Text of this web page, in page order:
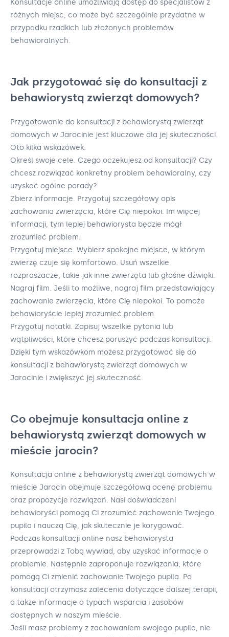
Konsultacje online umożliwiają dostęp do specjalistów z
różnych miejsc, co może być szczególnie przydatne w
przypadku rzadkich lub złożonych problemów
behawioralnych.
Jak przygotować się do konsultacji z
behawiorystą zwierząt domowych?
Przygotowanie do konsultacji z behawiorystą zwierząt
domowych w Jarocinie jest kluczowe dla jej skuteczności.
Oto kilka wskazówek:
Określ swoje cele. Czego oczekujesz od konsultacji? Czy
chcesz rozwiązać konkretny problem behawioralny, czy
uzyskać ogólne porady?
Zbierz informacje. Przygotuj szczegółowy opis
zachowania zwierzęcia, które Cię niepokoi. Im więcej
informacji, tym lepiej behawiorysta będzie mógł
zrozumieć problem.
Przygotuj miejsce. Wybierz spokojne miejsce, w którym
zwierzę czuje się komfortowo. Usuń wszelkie
rozpraszacze, takie jak inne zwierzęta lub głośne dźwięki.
Nagraj film. Jeśli to możliwe, nagraj film przedstawiający
zachowanie zwierzęcia, które Cię niepokoi. To pomoże
behawioryście lepiej zrozumieć problem.
Przygotuj notatki. Zapisuj wszelkie pytania lub
wątpliwości, które chcesz poruszyć podczas konsultacji.
Dzięki tym wskazówkom możesz przygotować się do
konsultacji z behawiorystą zwierząt domowych w
Jarocinie i zwiększyć jej skuteczność.
Co obejmuje konsultacja online z
behawiorystą zwierząt domowych w
mieście jarocin?
Konsultacja online z behawiorystą zwierząt domowych w
mieście Jarocin obejmuje szczegółową ocenę problemu
oraz propozycje rozwiązań. Nasi doświadczeni
behawioryści pomogą Ci zrozumieć zachowanie Twojego
pupila i nauczą Cię, jak skutecznie je korygować.
Podczas konsultacji online nasz behawiorysta
przeprowadzi z Tobą wywiad, aby uzyskać informacje o
problemie. Następnie zaproponuje rozwiązania, które
pomogą Ci zmienić zachowanie Twojego pupila. Po
konsultacji otrzymasz zalecenia dotyczące dalszej terapii,
a także informacje o typach wsparcia i zasobów
dostępnych w naszym mieście.
Jeśli masz problemy z zachowaniem swojego pupila, nie